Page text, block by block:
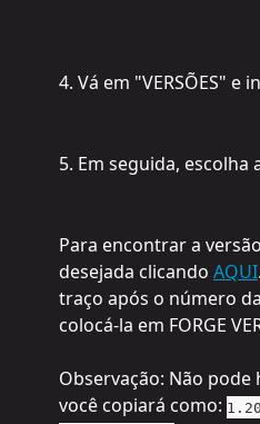
4. Vá em "VERSÕES" e
5. Em seguida, escolha
Para encontrar a
desejada clicando AQUI
traço após o número
colocá-la em FORGE
Observação: Não
você copiará como: